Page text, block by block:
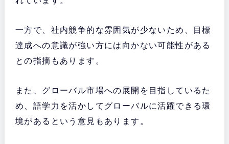
一方で、社内競争的な雰囲気が少ないため、目標
達成への意識が強い方には向かない可能性がある
との指摘もあります。
また、グローバル市場への展開を目指しているた
め、語学力を活かしてグローバルに活躍できる環
境があるという意見もあります。